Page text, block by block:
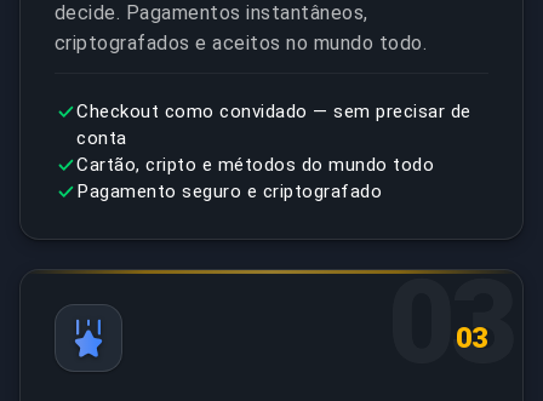
decide. Pagamentos instantâneos,
criptografados e aceitos no mundo todo.
Checkout como convidado — sem precisar de
conta
Cartão, cripto e métodos do mundo todo
Pagamento seguro e criptografado
03
03